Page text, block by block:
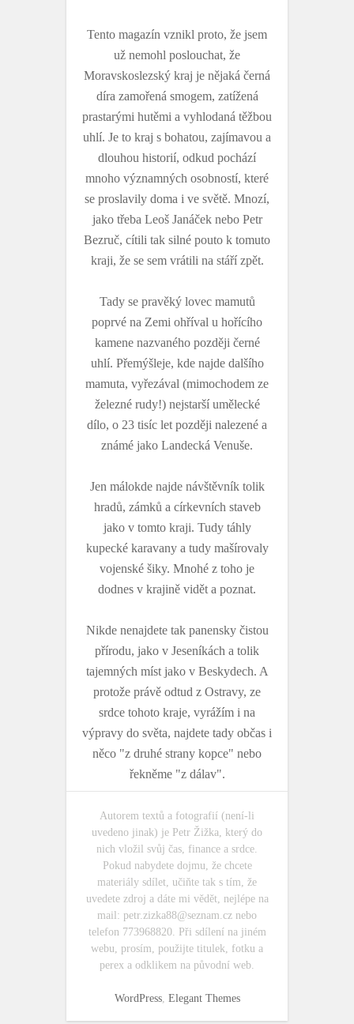
Tento magazín vznikl proto, že jsem
už nemohl poslouchat, že
Moravskoslezský kraj je nějaká černá
díra zamořená smogem, zatížená
prastarými hutěmi a vyhlodaná těžbou
uhlí. Je to kraj s bohatou, zajímavou a
dlouhou historií, odkud pochází
mnoho významných osobností, které
se proslavily doma i ve světě. Mnozí,
jako třeba Leoš Janáček nebo Petr
Bezruč, cítili tak silné pouto k tomuto
kraji, že se sem vrátili na stáří zpět.
Tady se pravěký lovec mamutů
poprvé na Zemi ohříval u hořícího
kamene nazvaného později černé
uhlí. Přemýšleje, kde najde dalšího
mamuta, vyřezával (mimochodem ze
železné rudy!) nejstarší umělecké
dílo, o 23 tisíc let později nalezené a
známé jako Landecká Venuše.
Jen málokde najde návštěvník tolik
hradů, zámků a církevních staveb
jako v tomto kraji. Tudy táhly
kupecké karavany a tudy mašírovaly
vojenské šiky. Mnohé z toho je
dodnes v krajině vidět a poznat.
Nikde nenajdete tak panensky čistou
přírodu, jako v Jeseníkách a tolik
tajemných míst jako v Beskydech. A
protože právě odtud z Ostravy, ze
srdce tohoto kraje, vyrážím i na
výpravy do světa, najdete tady občas i
něco "z druhé strany kopce" nebo
řekněme "z dálav".
Autorem textů a fotografií (není-li
uvedeno jinak) je Petr Žižka, který do
nich vložil svůj čas, finance a srdce.
Pokud nabydete dojmu, že chcete
materiály sdílet, učiňte tak s tím, že
uvedete zdroj a dáte mi vědět, nejlépe na
mail: petr.zizka88@seznam.cz nebo
telefon 773968820. Při sdílení na jiném
webu, prosím, použijte titulek, fotku a
perex a odklikem na původní web.
WordPress, Elegant Themes